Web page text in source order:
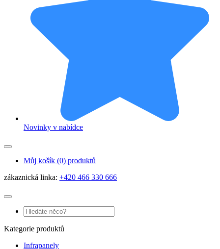
Novinky v nabídce
Můj košík (0) produktů
zákaznická linka: +420 466 330 666
Kategorie produktů
Infrapanely